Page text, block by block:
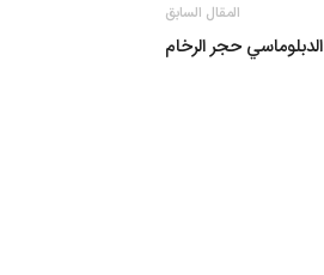
المقال السابق
الدبلوماسي حجر الرخام